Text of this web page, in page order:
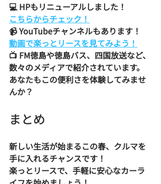
💻 HPもリニューアルしました！
こちらからチェック！
📹 YouTubeチャンネルもあります！
動画で楽っとリースを見てみよう！
📺 FM徳島や徳島バス、四国放送など、
数々のメディアで紹介されています。
あなたもこの便利さを体験してみませ
んか？
まとめ
新しい生活が始まるこの春、クルマを
手に入れるチャンスです！
楽っとリースで、手軽に安心なカーラ